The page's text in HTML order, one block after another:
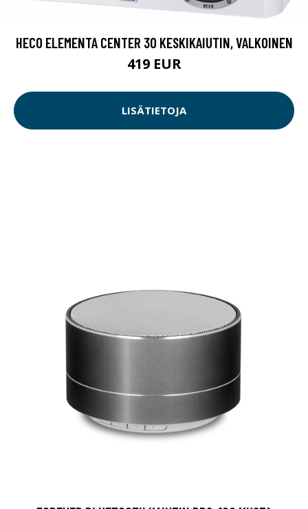
HECO ELEMENTA CENTER 30 KESKIKAIUTIN, VALKOINEN
419 EUR
LISÄTIETOJA